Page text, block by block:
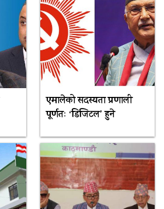
एमालेको सदस्यता प्रणाली
पूर्णतः ‘डिजिटल’ हुने